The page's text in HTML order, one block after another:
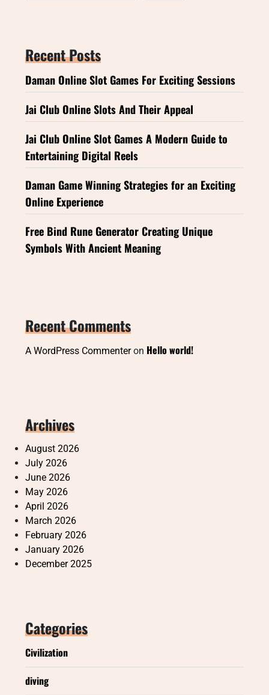
Recent Posts
Daman Online Slot Games For Exciting Sessions
Jai Club Online Slots And Their Appeal
Jai Club Online Slot Games A Modern Guide to
Entertaining Digital Reels
Daman Game Winning Strategies for an Exciting
Online Experience
Free Bind Rune Generator Creating Unique
Symbols With Ancient Meaning
Recent Comments
A WordPress Commenteron Hello world!
Archives
August 2026
July 2026
June 2026
May 2026
April 2026
March 2026
February 2026
January 2026
December 2025
Categories
Civilization
diving